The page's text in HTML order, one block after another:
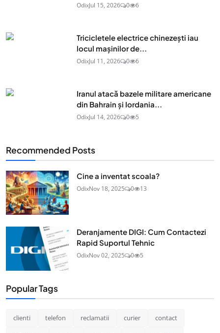
OdixJul 15, 2026 0 6
Tricicletele electrice chinezești iau
locul mașinilor de...
OdixJul 11, 2026 0 6
Iranul atacă bazele militare americane
din Bahrain și Iordania...
OdixJul 14, 2026 0 5
Recommended Posts
Cine a inventat scoala?
OdixNov 18, 2025 0 13
Deranjamente DIGI: Cum Contactezi
Rapid Suportul Tehnic
OdixNov 02, 2025 0 5
Popular Tags
clienti telefon reclamatii curier contact